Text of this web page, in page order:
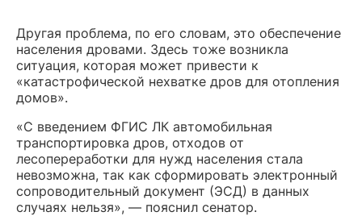
Другая проблема, по его словам, это обеспечение
населения дровами. Здесь тоже возникла
ситуация, которая может привести к
«катастрофической нехватке дров для отопления
домов».
«С введением ФГИС ЛК автомобильная
транспортировка дров, отходов от
лесопереработки для нужд населения стала
невозможна, так как сформировать электронный
сопроводительный документ (ЭСД) в данных
случаях нельзя», — пояснил сенатор.